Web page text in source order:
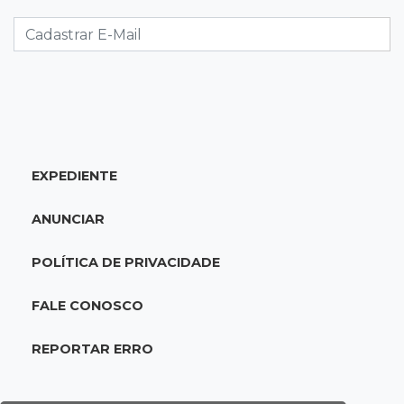
acidente com F-1000 na Av. Heráclito
18:28Concurso 3.042
acumulado em R$ 165 milhões
Produção de biodiesel cresce 32% em MS e
EXPEDIENTE
ANUNCIAR
POLÍTICA DE PRIVACIDADE
FALE CONOSCO
REPORTAR ERRO